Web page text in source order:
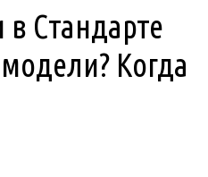
Стандарте
Когда